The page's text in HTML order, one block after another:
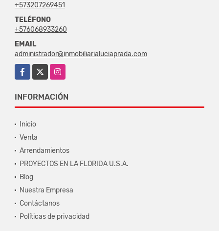
+573207269451
TELÉFONO
+576068933260
EMAIL
administrador@inmobiliarialuciaprada.com
Facebook
Instagram
INFORMACIÓN
Inicio
Venta
Arrendamientos
PROYECTOS EN LA FLORIDA U.S.A.
Blog
Nuestra Empresa
Contáctanos
Políticas de privacidad